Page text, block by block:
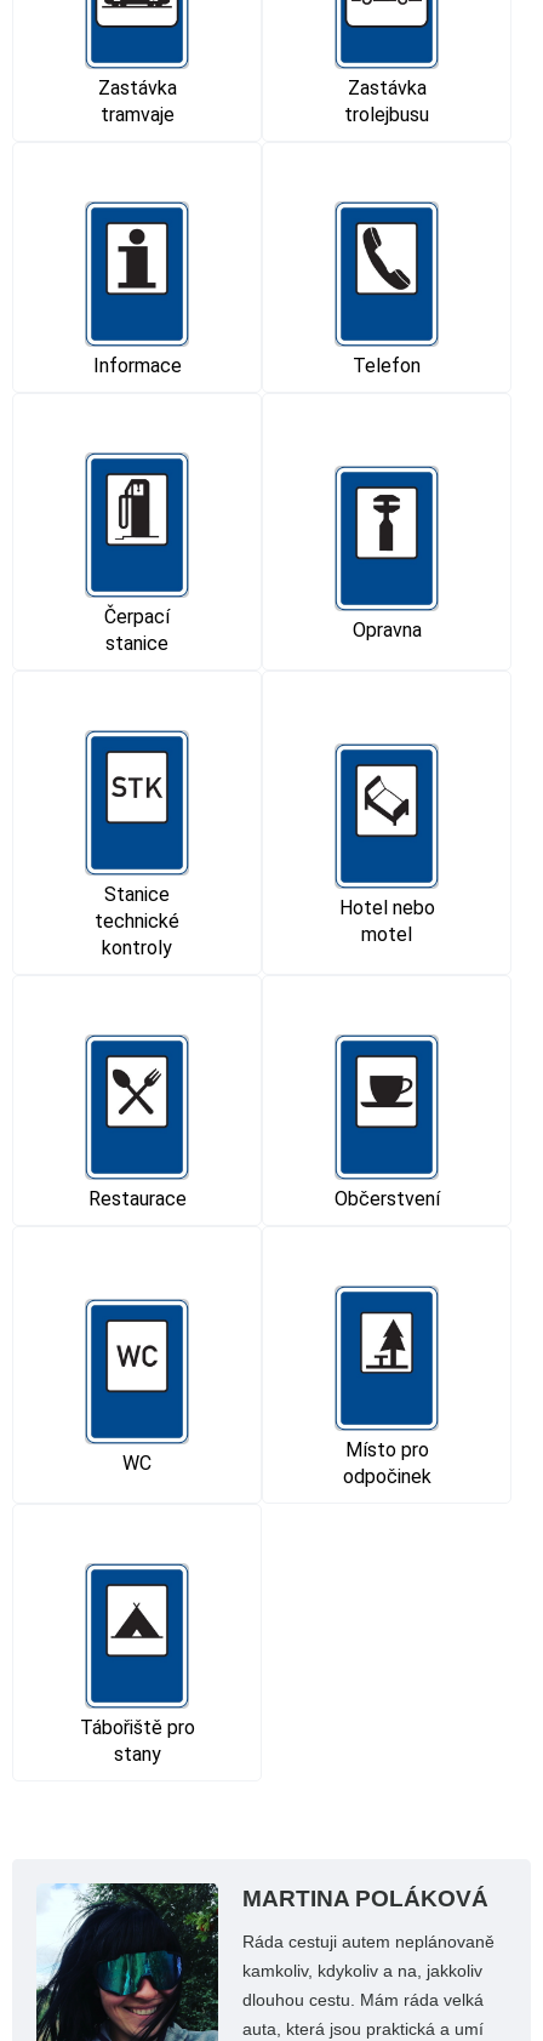
Zastávka
tramvaje
Zastávka
trolejbusu
Informace Telefon
Čerpací
stanice
Opravna
Stanice
technické
kontroly
Hotel nebo
motel
Restaurace Občerstvení
WC
Místo pro
odpočinek
Tábořiště pro
stany
MARTINA POLÁKOVÁ
Ráda cestuji autem neplánovaně
kamkoliv, kdykoliv a na, jakkoliv
dlouhou cestu. Mám ráda velká
auta, která jsou praktická a umí